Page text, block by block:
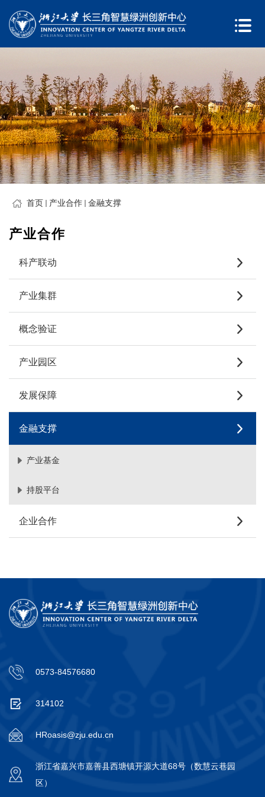
首页 产业合作 金融支撑
产业合作
科产联动
产业集群
概念验证
产业园区
发展保障
金融支撑
产业基金
持股平台
企业合作
0573-84576680
314102
HRoasis@zju.edu.cn
浙江省嘉兴市嘉善县西塘镇开源大道68号（数慧云巷园
区）